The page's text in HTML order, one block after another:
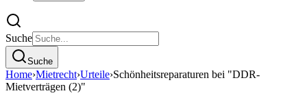
Suche
Suche
Home›Mietrecht›Urteile›Schönheitsreparaturen bei "DDR-
Mietverträgen (2)"